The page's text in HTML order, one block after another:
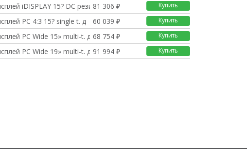
iDISPLAY 15? DC резист81 306 ₽ Купить
PC 4:3 15? single t. д 60 039 ₽ Купить
PC Wide 15» multi-t. д 68 754 ₽ Купить
PC Wide 19» multi-t. д 91 994 ₽ Купить